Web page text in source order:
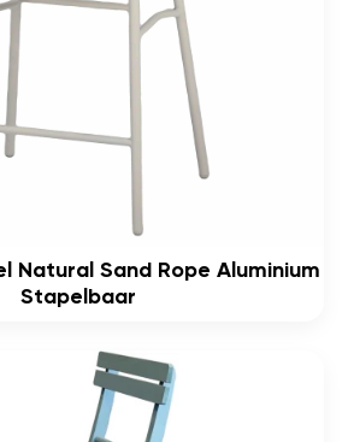
Natural Sand Rope Aluminium
Stapelbaar